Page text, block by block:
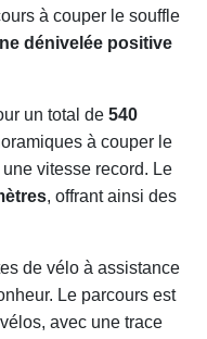
à couper le souffle
dénivelée positive
un total de540
à couper le
vitesse record. Le
, offrant ainsi des
de vélo à assistance
Le parcours est
avec une trace